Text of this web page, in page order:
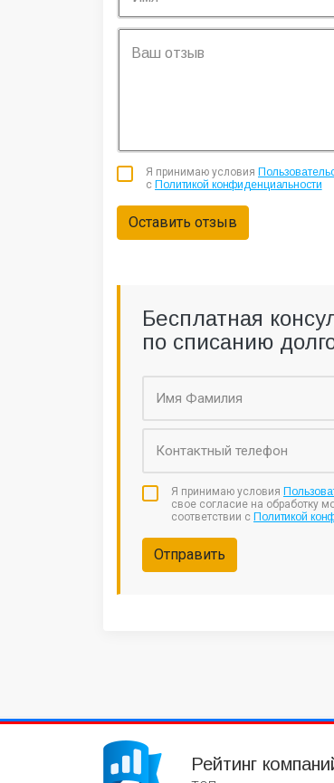
Я принимаю условия
с Политикой конфиденциальности
Оставить отзыв
Бесплатная
по списанию
Я принимаю условия
свое согласие на обработку
соответствии с Политикой
Отправить
Рейтинг